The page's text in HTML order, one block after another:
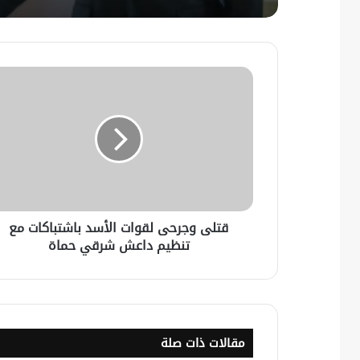
قتلى وجرحى لقوات الأسد باشتباكات مع
تنظيم داعش شرقي حماة
مقالات ذات صلة